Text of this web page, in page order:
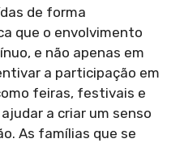
de forma
que o envolvimento
e não apenas em
a participação em
feiras, festivais e
a criar um senso
As famílias que se